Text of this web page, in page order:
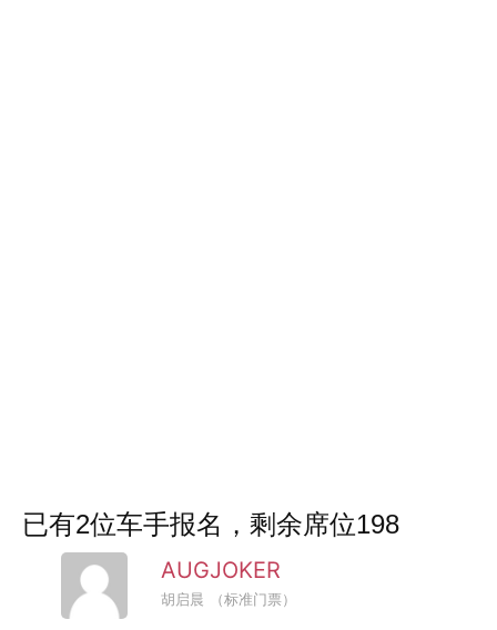
已有2位车手报名，剩余席位198
AUGJOKER
胡启晨 （标准门票）